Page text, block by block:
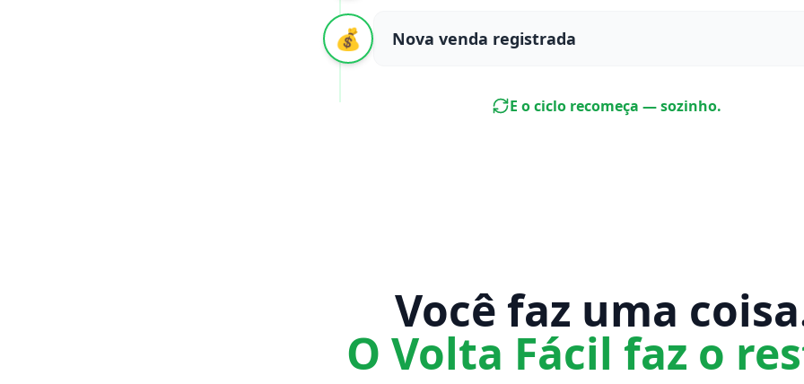
💰 Nova venda registrada
E o ciclo recomeça — sozinho.
Você faz uma
O Volta Fácil faz o